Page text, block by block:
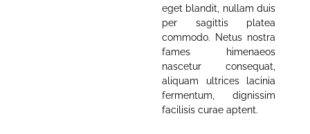
eget blandit, nullam duis
per sagittis platea
commodo. Netus nostra
fames himenaeos
nascetur consequat,
aliquam ultrices lacinia
fermentum, dignissim
facilisis curae aptent.